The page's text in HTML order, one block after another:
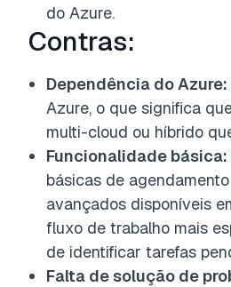
do Azure.
Contras:
Dependência do Azure:
Azure, o que significa
multi-cloud ou híbrido
Funcionalidade básica:
básicas de
avançados disponíveis
fluxo de trabalho mais
de identificar tarefas
Falta de solução de